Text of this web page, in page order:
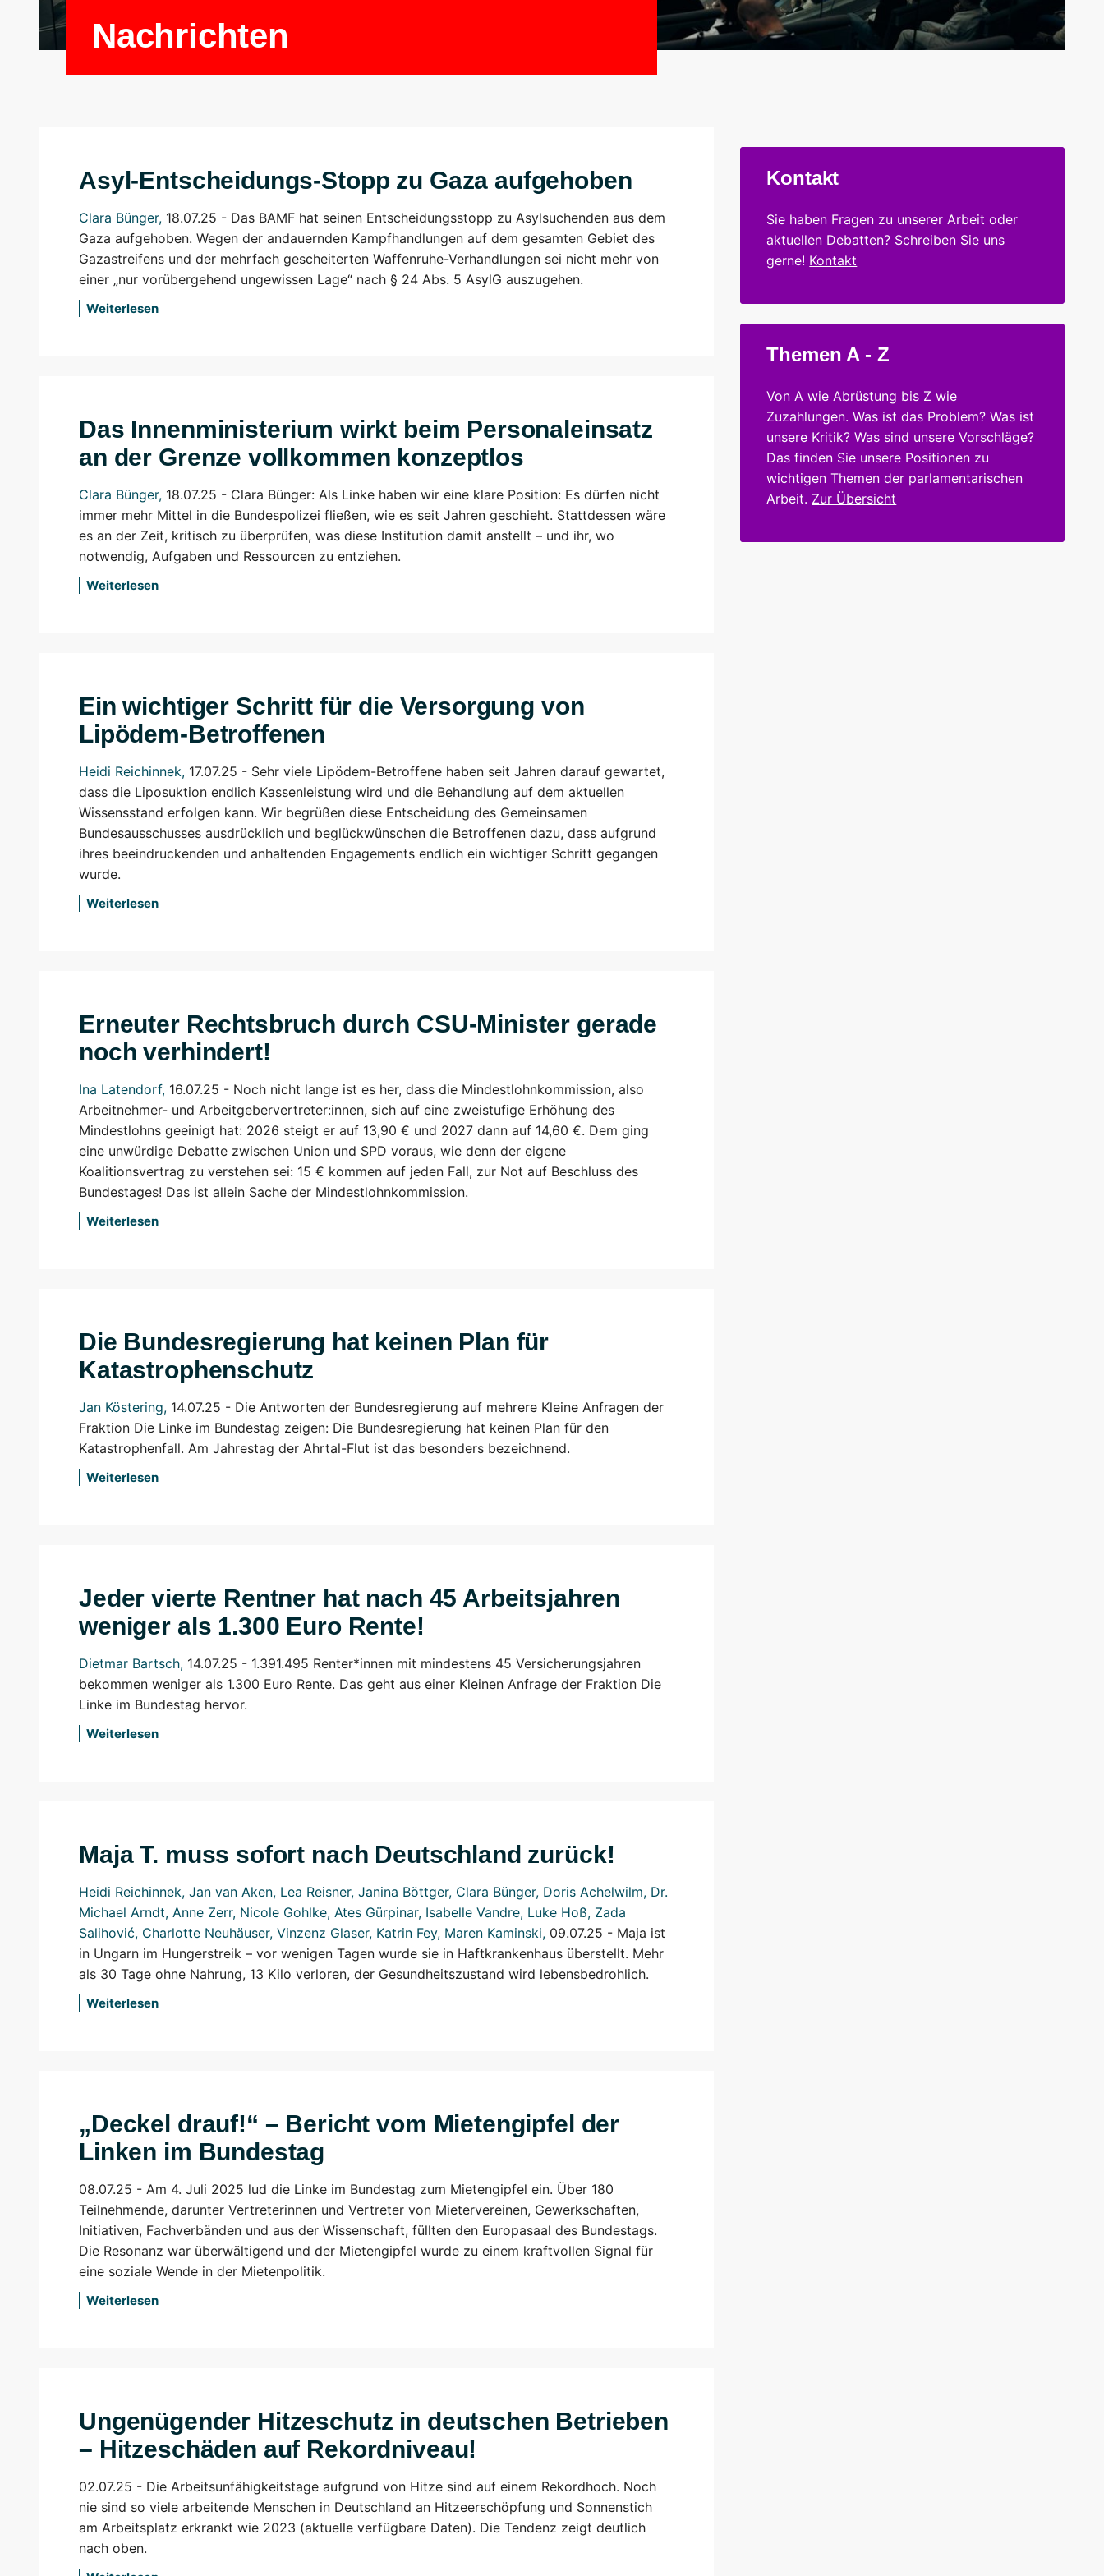
Nachrichten
Asyl-Entscheidungs-Stopp zu Gaza aufgehoben
Clara Bünger, 18.07.25 - Das BAMF hat seinen Entscheidungsstopp zu Asylsuchenden aus dem
Gaza aufgehoben. Wegen der andauernden Kampfhandlungen auf dem gesamten Gebiet des
Gazastreifens und der mehrfach gescheiterten Waffenruhe-Verhandlungen sei nicht mehr von
einer „nur vorübergehend ungewissen Lage“ nach § 24 Abs. 5 AsylG auszugehen.
Weiterlesen
Das Innenministerium wirkt beim Personaleinsatz
an der Grenze vollkommen konzeptlos
Clara Bünger, 18.07.25 - Clara Bünger: Als Linke haben wir eine klare Position: Es dürfen nicht
immer mehr Mittel in die Bundespolizei fließen, wie es seit Jahren geschieht. Stattdessen wäre
es an der Zeit, kritisch zu überprüfen, was diese Institution damit anstellt – und ihr, wo
notwendig, Aufgaben und Ressourcen zu entziehen.
Weiterlesen
Ein wichtiger Schritt für die Versorgung von
Lipödem-Betroffenen
Heidi Reichinnek, 17.07.25 - Sehr viele Lipödem-Betroffene haben seit Jahren darauf gewartet,
dass die Liposuktion endlich Kassenleistung wird und die Behandlung auf dem aktuellen
Wissensstand erfolgen kann. Wir begrüßen diese Entscheidung des Gemeinsamen
Bundesausschusses ausdrücklich und beglückwünschen die Betroffenen dazu, dass aufgrund
ihres beeindruckenden und anhaltenden Engagements endlich ein wichtiger Schritt gegangen
wurde.
Weiterlesen
Erneuter Rechtsbruch durch CSU-Minister gerade
noch verhindert!
Ina Latendorf, 16.07.25 - Noch nicht lange ist es her, dass die Mindestlohnkommission, also
Arbeitnehmer- und Arbeitgebervertreter:innen, sich auf eine zweistufige Erhöhung des
Mindestlohns geeinigt hat: 2026 steigt er auf 13,90 € und 2027 dann auf 14,60 €. Dem ging
eine unwürdige Debatte zwischen Union und SPD voraus, wie denn der eigene
Koalitionsvertrag zu verstehen sei: 15 € kommen auf jeden Fall, zur Not auf Beschluss des
Bundestages! Das ist allein Sache der Mindestlohnkommission.
Weiterlesen
Die Bundesregierung hat keinen Plan für
Katastrophenschutz
Jan Köstering, 14.07.25 - Die Antworten der Bundesregierung auf mehrere Kleine Anfragen der
Fraktion Die Linke im Bundestag zeigen: Die Bundesregierung hat keinen Plan für den
Katastrophenfall. Am Jahrestag der Ahrtal-Flut ist das besonders bezeichnend.
Weiterlesen
Jeder vierte Rentner hat nach 45 Arbeitsjahren
weniger als 1.300 Euro Rente!
Dietmar Bartsch, 14.07.25 - 1.391.495 Renter*innen mit mindestens 45 Versicherungsjahren
bekommen weniger als 1.300 Euro Rente. Das geht aus einer Kleinen Anfrage der Fraktion Die
Linke im Bundestag hervor.
Weiterlesen
Maja T. muss sofort nach Deutschland zurück!
Heidi Reichinnek, Jan van Aken, Lea Reisner, Janina Böttger, Clara Bünger, Doris Achelwilm, Dr.
Michael Arndt, Anne Zerr, Nicole Gohlke, Ates Gürpinar, Isabelle Vandre, Luke Hoß, Zada
Salihović, Charlotte Neuhäuser, Vinzenz Glaser, Katrin Fey, Maren Kaminski, 09.07.25 - Maja ist
in Ungarn im Hungerstreik – vor wenigen Tagen wurde sie in Haftkrankenhaus überstellt. Mehr
als 30 Tage ohne Nahrung, 13 Kilo verloren, der Gesundheitszustand wird lebensbedrohlich.
Weiterlesen
„Deckel drauf!“ – Bericht vom Mietengipfel der
Linken im Bundestag
08.07.25 - Am 4. Juli 2025 lud die Linke im Bundestag zum Mietengipfel ein. Über 180
Teilnehmende, darunter Vertreterinnen und Vertreter von Mietervereinen, Gewerkschaften,
Initiativen, Fachverbänden und aus der Wissenschaft, füllten den Europasaal des Bundestags.
Die Resonanz war überwältigend und der Mietengipfel wurde zu einem kraftvollen Signal für
eine soziale Wende in der Mietenpolitik.
Weiterlesen
Ungenügender Hitzeschutz in deutschen Betrieben
– Hitzeschäden auf Rekordniveau!
02.07.25 - Die Arbeitsunfähigkeitstage aufgrund von Hitze sind auf einem Rekordhoch. Noch
nie sind so viele arbeitende Menschen in Deutschland an Hitzeerschöpfung und Sonnenstich
am Arbeitsplatz erkrankt wie 2023 (aktuelle verfügbare Daten). Die Tendenz zeigt deutlich
nach oben.
Kontakt
Sie haben Fragen zu unserer Arbeit oder
aktuellen Debatten? Schreiben Sie uns
gerne! Kontakt
Themen A - Z
Von A wie Abrüstung bis Z wie
Zuzahlungen. Was ist das Problem? Was ist
unsere Kritik? Was sind unsere Vorschläge?
Das finden Sie unsere Positionen zu
wichtigen Themen der parlamentarischen
Arbeit. Zur Übersicht